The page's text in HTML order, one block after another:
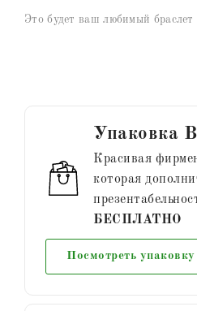
Это будет ваш любимый браслет
Упаковка
Красивая
которая
БЕСПЛАТНО
Посмотреть упаковку